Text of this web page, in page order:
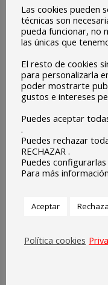
entre
entradas
Las cookies pueden
técnicas son
pueda funcionar, no
las únicas que
El resto de cookies
para personalizarla
poder mostrarte
gustos e intereses
Puedes aceptar
.
Puedes rechazar
RECHAZAR .
Puedes configurarlas
Para más
Aceptar
Política cookies